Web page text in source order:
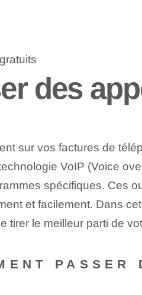
des
sur vos factures de
VoIP (Voice
spécifiques. Ces
et facilement. Dans
tirer le meilleur parti de
PASSER